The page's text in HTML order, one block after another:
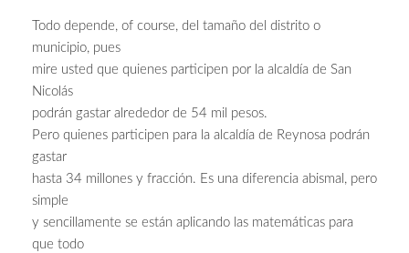
Todo depende, of course, del tamaño del distrito o
municipio, pues
mire usted que quienes participen por la alcaldía de San
Nicolás
podrán gastar alrededor de 54 mil pesos.
Pero quienes participen para la alcaldía de Reynosa podrán
gastar
hasta 34 millones y fracción. Es una diferencia abismal, pero
simple
y sencillamente se están aplicando las matemáticas para
que todo